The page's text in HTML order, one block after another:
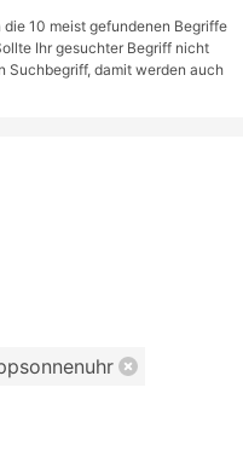
10 meist gefundenen Begriffe
Ihr gesuchter Begriff nicht
Suchbegriff, damit werden auch